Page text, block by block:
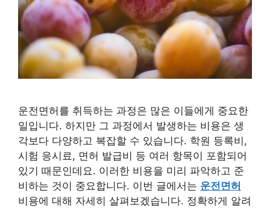
운전면허를 취득하는 과정은 많은 이들에게 중요한
일입니다. 하지만 그 과정에서 발생하는 비용은 생
각보다 다양하고 복잡할 수 있습니다. 학원 등록비,
시험 응시료, 면허 발급비 등 여러 항목이 포함되어
있기 때문인데요. 이러한 비용을 미리 파악하고 준
비하는 것이 중요합니다. 이번 글에서는 운전면허
비용에 대해 자세히 살펴보겠습니다. 정확하게 알려